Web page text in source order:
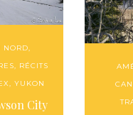
NORD,
, RÉCITS
,YUKON
City